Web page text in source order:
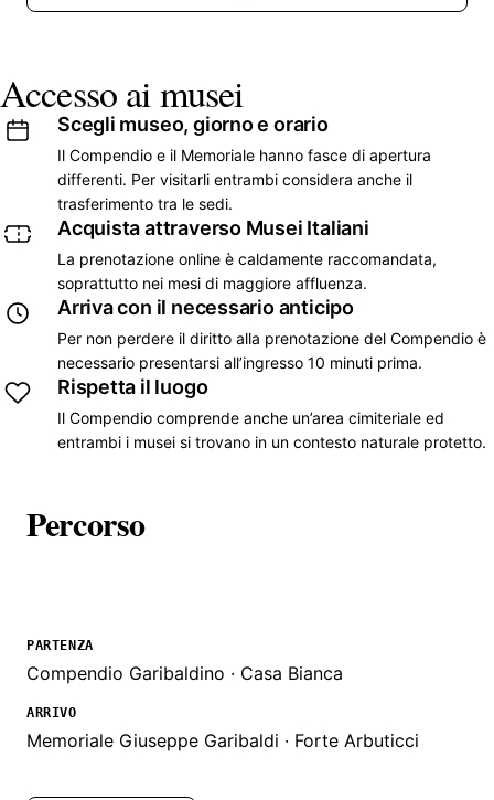
Accesso ai musei
Scegli museo, giorno e orario
Il Compendio e il Memoriale hanno fasce di apertura
differenti. Per visitarli entrambi considera anche il
trasferimento tra le sedi.
Acquista attraverso Musei Italiani
La prenotazione online è caldamente raccomandata,
soprattutto nei mesi di maggiore affluenza.
Arriva con il necessario anticipo
Per non perdere il diritto alla prenotazione del Compendio è
necessario presentarsi all’ingresso 10 minuti prima.
Rispetta il luogo
Il Compendio comprende anche un’area cimiteriale ed
entrambi i musei si trovano in un contesto naturale protetto.
Percorso
PARTENZA
Compendio Garibaldino · Casa Bianca
ARRIVO
Memoriale Giuseppe Garibaldi · Forte Arbuticci